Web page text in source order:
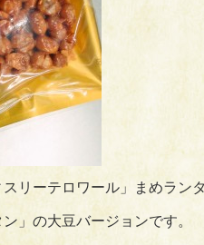
リーテロワール」まめラン
」の大豆バージョンです。